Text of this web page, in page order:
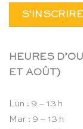
HEURES
ET AOÛT)
Lun : 9 – 13 h
Mar : 9 – 13 h